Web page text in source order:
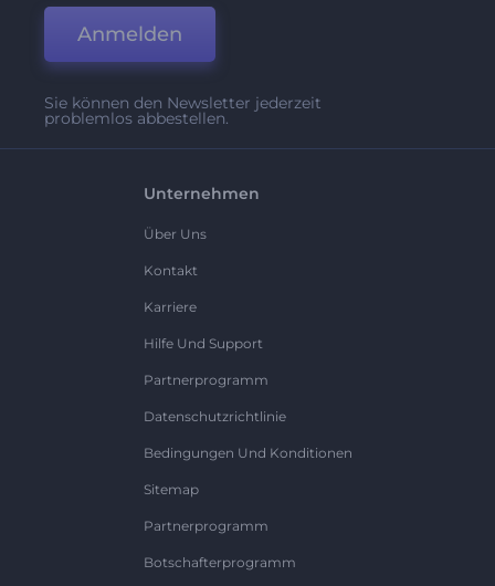
Anmelden
Sie können den Newsletter jederzeit
problemlos abbestellen.
Unternehmen
Über Uns
Kontakt
Karriere
Hilfe Und Support
Partnerprogramm
Datenschutzrichtlinie
Bedingungen Und Konditionen
Sitemap
Partnerprogramm
Botschafterprogramm